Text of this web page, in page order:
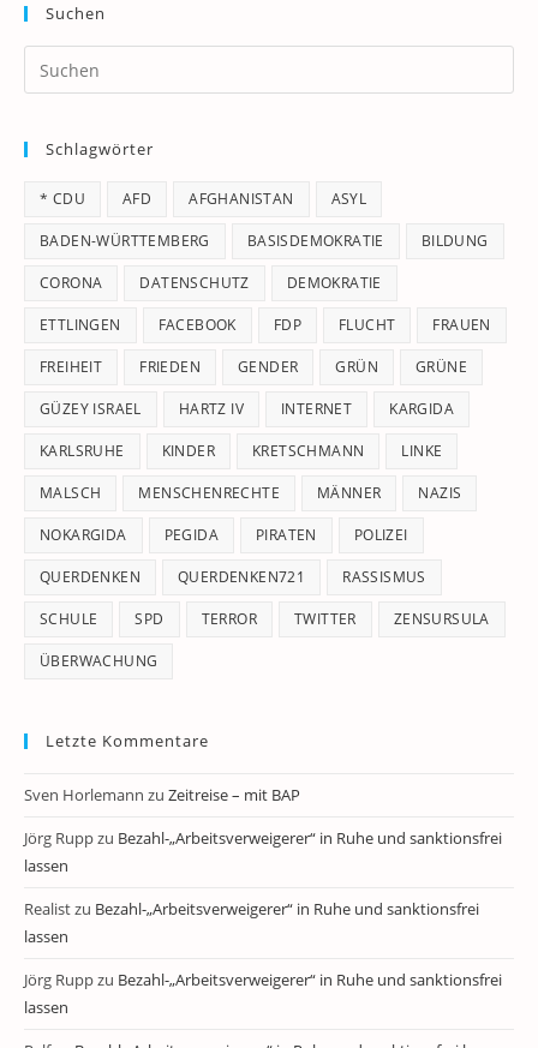
Suchen
Schlagwörter
* CDU AFD AFGHANISTAN ASYL
BADEN-WÜRTTEMBERG BASISDEMOKRATIE BILDUNG
CORONA DATENSCHUTZ DEMOKRATIE
ETTLINGEN FACEBOOK FDP FLUCHT FRAUEN
FREIHEIT FRIEDEN GENDER GRÜN GRÜNE
GÜZEY ISRAEL HARTZ IV INTERNET KARGIDA
KARLSRUHE KINDER KRETSCHMANN LINKE
MALSCH MENSCHENRECHTE MÄNNER NAZIS
NOKARGIDA PEGIDA PIRATEN POLIZEI
QUERDENKEN QUERDENKEN721 RASSISMUS
SCHULE SPD TERROR TWITTER ZENSURSULA
ÜBERWACHUNG
Letzte Kommentare
Sven Horlemann zu Zeitreise – mit BAP
Jörg Ruppzu Bezahl-„Arbeitsverweigerer“ in Ruhe und sanktionsfrei
lassen
Realistzu Bezahl-„Arbeitsverweigerer“ in Ruhe und sanktionsfrei
lassen
Jörg Ruppzu Bezahl-„Arbeitsverweigerer“ in Ruhe und sanktionsfrei
lassen